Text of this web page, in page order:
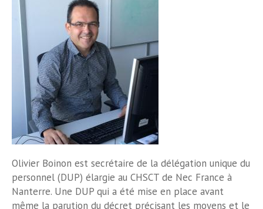
Olivier Boinon est secrétaire de la délégation unique du
personnel (DUP) élargie au CHSCT de Nec France à
Nanterre. Une DUP qui a été mise en place avant
même la parution du décret précisant les moyens et le